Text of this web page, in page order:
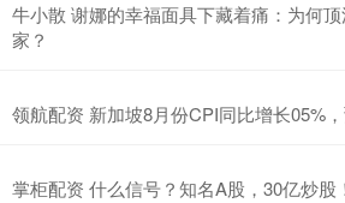
牛小散 谢娜的幸福面具下藏着痛：为何
家？
领航配资 新加坡8月份CPI同比增长05%
掌柜配资 什么信号？知名A股，30亿炒股